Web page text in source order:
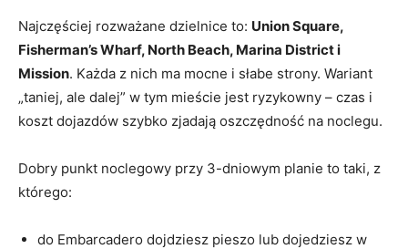
Najczęściej rozważane dzielnice to: Union Square,
Fisherman’s Wharf, North Beach, Marina District i
Mission. Każda z nich ma mocne i słabe strony. Wariant
„taniej, ale dalej” w tym mieście jest ryzykowny – czas i
koszt dojazdów szybko zjadają oszczędność na noclegu.
Dobry punkt noclegowy przy 3-dniowym planie to taki, z
którego:
do Embarcadero dojdziesz pieszo lub dojedziesz w